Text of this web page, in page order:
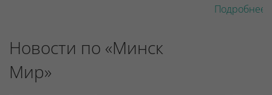
Подробнее
Новости по «Минск
Мир»